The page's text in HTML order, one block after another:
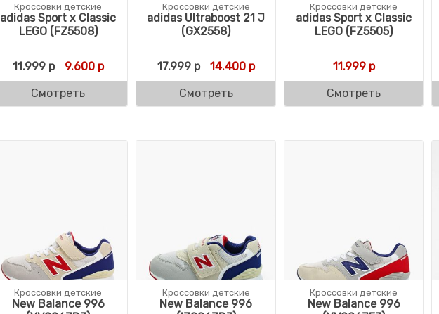
Кроссовки детские
adidas Sport x Classic
LEGO (FZ5508)
11.999р Первоначальная цена составляла 11.999 р.
9.600рТекущая цена: 9.600 р.
Смотреть
Кроссовки детские
adidas Ultraboost 21 J
(GX2558)
17.999р Первоначальная цена составляла 17.999 р.
14.400рТекущая цена: 14.400 р.
Смотреть
Кроссовки детские
adidas Sport x Classic
LEGO (FZ5505)
11.999р
Смотреть
Кроссовки детские
New Balance 996
Кроссовки детские
New Balance 996
Кроссовки детские
New Balance 996